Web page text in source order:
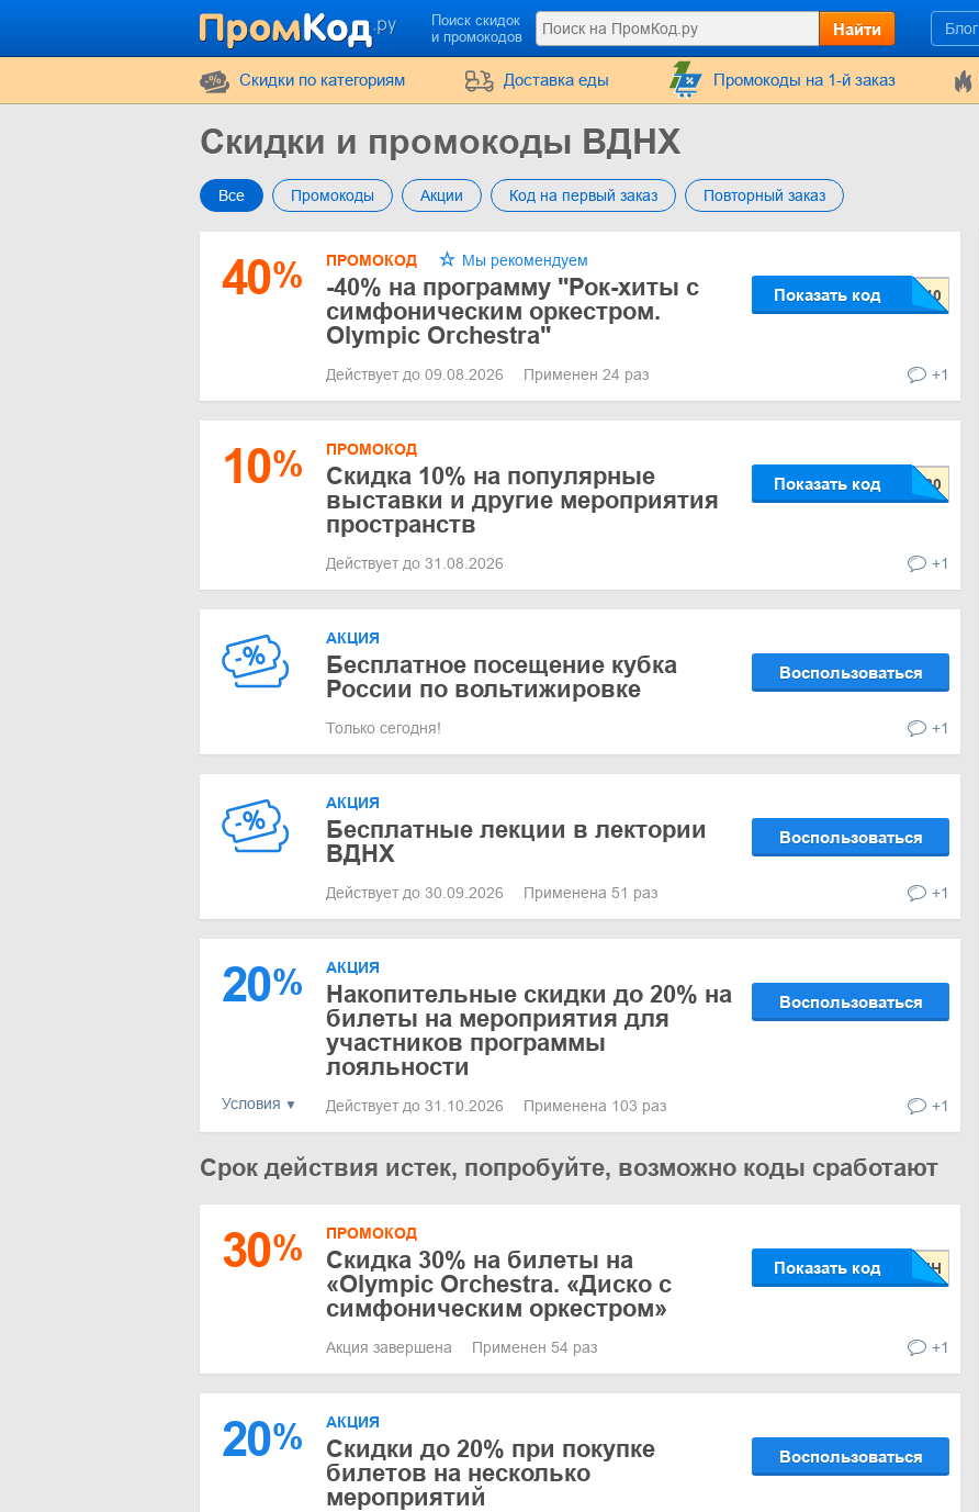
Поиск скидок
и промокодов
Найти Блог
Cкидки по категориям Доставка еды Промокоды на 1-й заказ
Скидки и промокоды ВДНХ
Все Промокоды Акции Код на первый заказ Повторный заказ
40% ПРОМОКОД Мы рекомендуем
-40% на программу "Рок-хиты с
симфоническим оркестром.
Olympic Orchestra"
Показать код
Действует до 09.08.2026 Применен 24 раз +1
10% ПРОМОКОД
Скидка 10% на популярные
выставки и другие мероприятия
пространств
Показать код
Действует до 31.08.2026 +1
АКЦИЯ
Бесплатное посещение кубка
России по вольтижировке
Воспользоваться
Только сегодня! +1
АКЦИЯ
Бесплатные лекции в лектории
ВДНХ
Воспользоваться
Действует до 30.09.2026 Применена 51 раз +1
20%
Условия
АКЦИЯ
Накопительные скидки до 20% на
билеты на мероприятия для
участников программы
лояльности
Воспользоваться
Действует до 31.10.2026 Применена 103 раз +1
Срок действия истек, попробуйте, возможно коды сработают
30% ПРОМОКОД
Скидка 30% на билеты на
«Olympic Orchestra. «Диско с
симфоническим оркестром»
Показать код
Акция завершена Применен 54 раз +1
20% АКЦИЯ
Скидки до 20% при покупке
билетов на несколько
мероприятий
Воспользоваться